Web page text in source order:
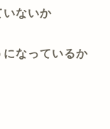
いないか
なっているか